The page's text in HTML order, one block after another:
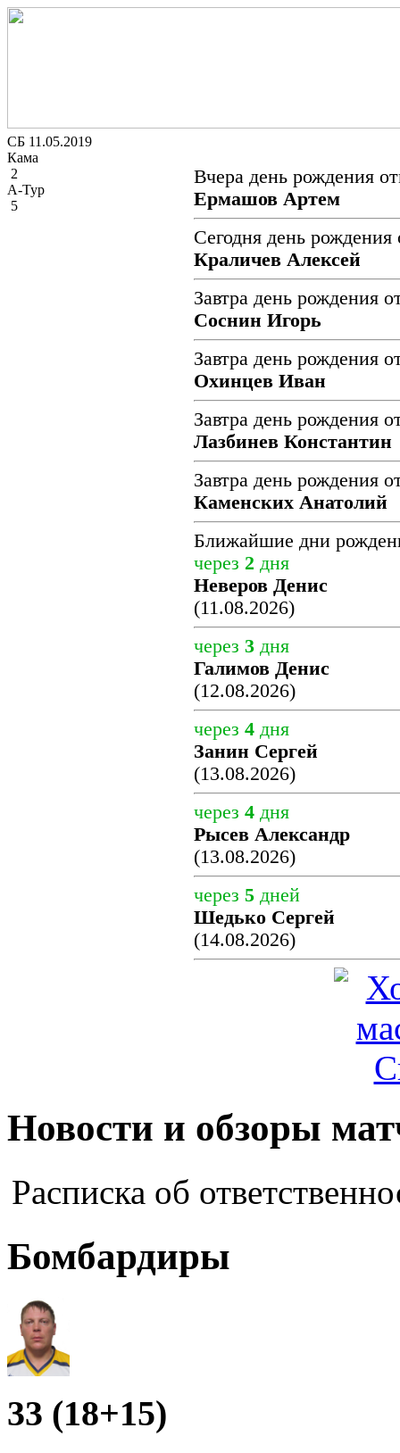
СБ 11.05.2019
Кама
2
А-Тур
5
Вчера день рождения
Ермашов Артем
Сегодня день рождения
Краличев Алексей
Завтра день рождения
Соснин Игорь
Завтра день рождения
Охинцев Иван
Завтра день рождения
Лазбинев Константин
Завтра день рождения
Каменских Анатолий
Ближайшие дни
через 2 дня
Неверов Денис
(11.08.2026)
через 3 дня
Галимов Денис
(12.08.2026)
через 4 дня
Занин Сергей
(13.08.2026)
через 4 дня
Рысев Александр
(13.08.2026)
через 5 дней
Шедько Сергей
(14.08.2026)
Новости и обзоры
Расписка об
Бомбардиры
33 (18+15)